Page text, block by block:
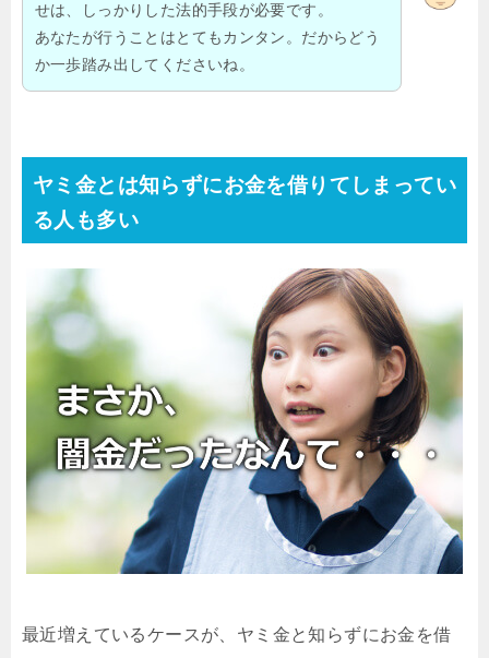
せは、しっかりした法的手段が必要です。
あなたが行うことはとてもカンタン。だからどう
か一歩踏み出してくださいね。
ヤミ金とは知らずにお金を借りてしまってい
る人も多い
最近増えているケースが、ヤミ金と知らずにお金を借